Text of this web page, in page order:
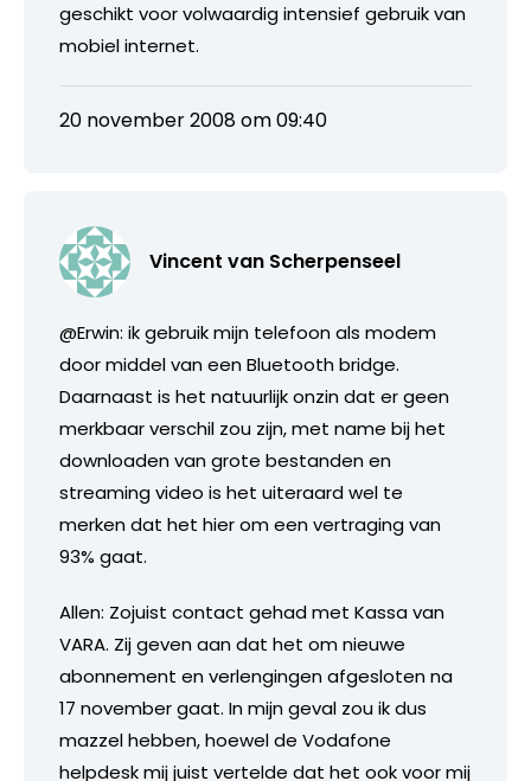
geschikt voor volwaardig intensief gebruik van
mobiel internet.
20 november 2008 om 09:40
Vincent van Scherpenseel
@Erwin: ik gebruik mijn telefoon als modem
door middel van een Bluetooth bridge.
Daarnaast is het natuurlijk onzin dat er geen
merkbaar verschil zou zijn, met name bij het
downloaden van grote bestanden en
streaming video is het uiteraard wel te
merken dat het hier om een vertraging van
93% gaat.
Allen: Zojuist contact gehad met Kassa van
VARA. Zij geven aan dat het om nieuwe
abonnement en verlengingen afgesloten na
17 november gaat. In mijn geval zou ik dus
mazzel hebben, hoewel de Vodafone
helpdesk mij juist vertelde dat het ook voor mij